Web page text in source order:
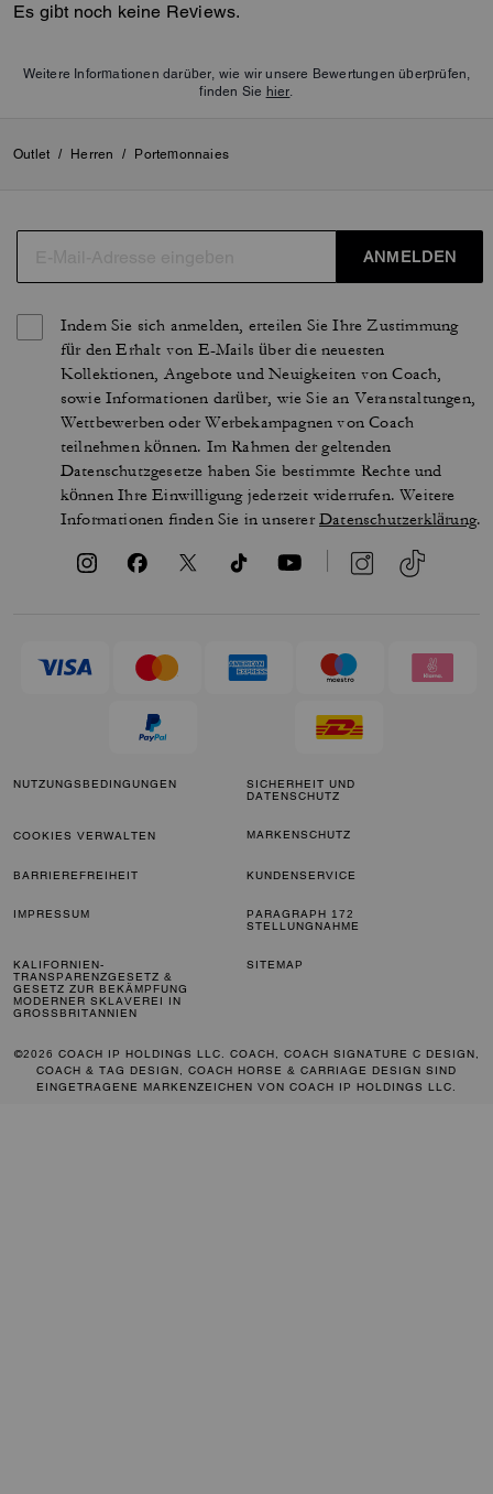
Es gibt noch keine Reviews.
Weitere Informationen darüber, wie wir unsere Bewertungen überprüfen,
finden Sie hier.
Outlet / Herren / Portemonnaies
ANMELDEN
Indem Sie sich anmelden, erteilen Sie Ihre Zustimmung
für den Erhalt von E-Mails über die neuesten
Kollektionen, Angebote und Neuigkeiten von Coach,
sowie Informationen darüber, wie Sie an Veranstaltungen,
Wettbewerben oder Werbekampagnen von Coach
teilnehmen können. Im Rahmen der geltenden
Datenschutzgesetze haben Sie bestimmte Rechte und
können Ihre Einwilligung jederzeit widerrufen. Weitere
Informationen finden Sie in unsererDatenschutzerklärung.
NUTZUNGSBEDINGUNGEN
SICHERHEIT UND
DATENSCHUTZ
COOKIES VERWALTEN MARKENSCHUTZ
BARRIEREFREIHEIT KUNDENSERVICE
IMPRESSUM
PARAGRAPH 172
STELLUNGNAHME
KALIFORNIEN-
TRANSPARENZGESETZ &
GESETZ ZUR BEKÄMPFUNG
MODERNER SKLAVEREI IN
GROSSBRITANNIEN
SITEMAP
©2026 COACH IP HOLDINGS LLC. COACH, COACH SIGNATURE C DESIGN,
COACH & TAG DESIGN, COACH HORSE & CARRIAGE DESIGN SIND
EINGETRAGENE MARKENZEICHEN VON COACH IP HOLDINGS LLC.